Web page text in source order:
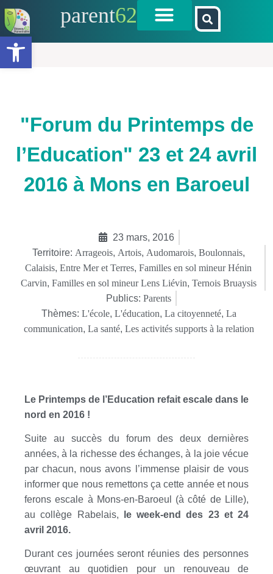
Ouvrir la barre d’outils
parent62
"Forum du Printemps de
l’Education" 23 et 24 avril
2016 à Mons en Baroeul
23 mars, 2016
Territoire: Arrageois, Artois, Audomarois, Boulonnais,
Calaisis, Entre Mer et Terres, Familles en sol mineur Hénin
Carvin, Familles en sol mineur Lens Liévin, Ternois Bruaysis
Publics: Parents
Thèmes: L'école, L'éducation, La citoyenneté, La
communication, La santé, Les activités supports à la relation
Le Printemps de l’Education refait escale dans le
nord en 2016 !
Suite au succès du forum des deux dernières
années, à la richesse des échanges, à la joie vécue
par chacun, nous avons l’immense plaisir de vous
informer que nous remettons ça cette année et nous
ferons escale à Mons-en-Baroeul (à côté de Lille),
au collège Rabelais,
le week-end des 23 et 24
avril 2016.
Durant ces journées seront réunies des personnes
œuvrant au quotidien pour un renouveau de